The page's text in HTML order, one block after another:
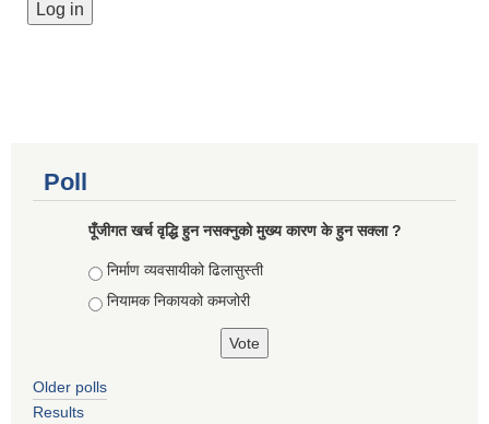
Poll
पूँजीगत खर्च वृद्धि हुन नसक्नुको मुख्य कारण के हुन सक्ला ?
Choices
निर्माण व्यवसायीको ढिलासुस्ती
नियामक निकायको कमजोरी
Older polls
Results